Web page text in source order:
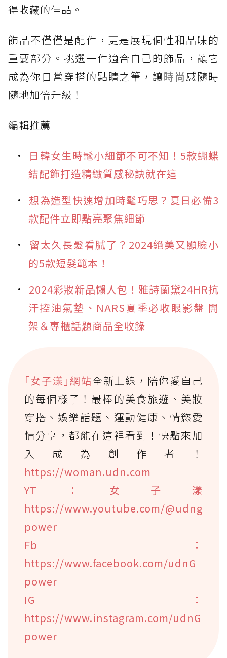
得收藏的佳品。
飾品不僅僅是配件，更是展現個性和品味的
重要部分。挑選一件適合自己的飾品，讓它
成為你日常穿搭的點睛之筆，讓時尚感隨時
隨地加倍升級！
編輯推薦
日韓女生時髦小細節不可不知！5款蝴蝶
結配飾打造精緻質感秘訣就在這
想為造型快速增加時髦巧思？夏日必備3
款配件立即點亮聚焦細節
留太久長髮看膩了？2024絕美又顯臉小
的5款短髮範本！
2024彩妝新品懶人包！雅詩蘭黛24HR抗
汗控油氣墊、NARS夏季必收眼影盤 開
架＆專櫃話題商品全收錄
｢女子漾｣網站全新上線，陪你愛自己
的每個樣子！最棒的美食旅遊、美妝
穿搭、娛樂話題、運動健康、情慾愛
情分享，都能在這裡看到！快點來加
入成為創作者！
https://woman.udn.com
YT：女子漾
https://www.youtube.com/@udng
power
Fb：
https://www.facebook.com/udnG
power
IG：
https://www.instagram.com/udnG
power